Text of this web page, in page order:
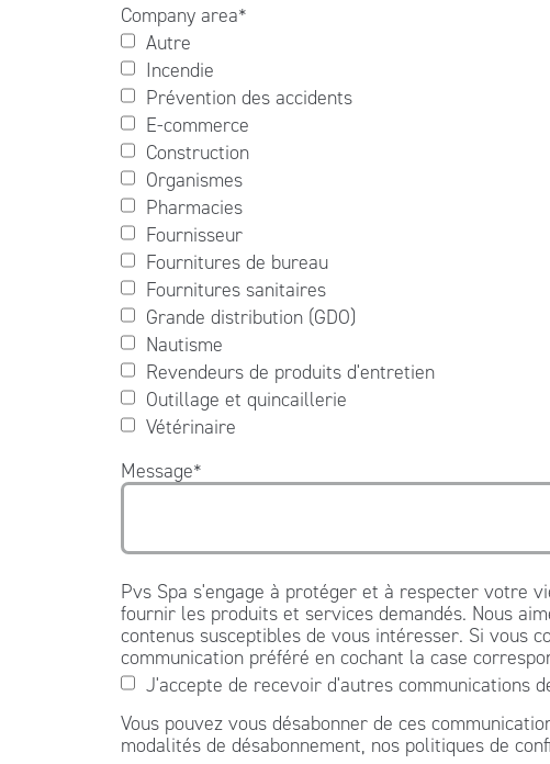
Company area*
Autre
Incendie
Prévention des accidents
E-commerce
Construction
Organismes
Pharmacies
Fournisseur
Fournitures de bureau
Fournitures sanitaires
Grande distribution (GDO)
Nautisme
Revendeurs de produits d'entretien
Outillage et quincaillerie
Vétérinaire
Message*
Pvs Spa s'engage à protéger et à respecter votre
fournir les produits et services demandés. Nous
contenus susceptibles de vous intéresser. Si vous
communication préféré en cochant la case
J'accepte de recevoir d'autres communications
Vous pouvez vous désabonner de ces
modalités de désabonnement, nos politiques de